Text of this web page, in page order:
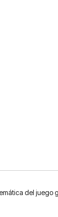
del juego